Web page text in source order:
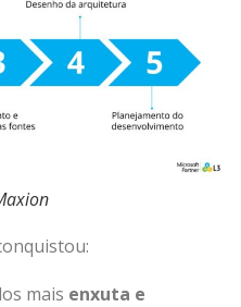
mais enxuta e